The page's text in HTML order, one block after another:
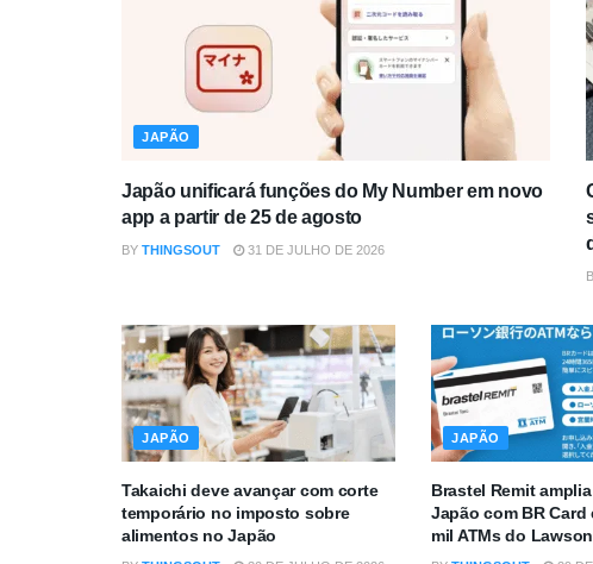
JAPÃO
Japão unificará funções do My Number em novo
app a partir de 25 de agosto
BY THINGSOUT 31 DE JULHO DE 2026
JAPÃO
Takaichi deve avançar com corte
temporário no imposto sobre
alimentos no Japão
JAPÃO
Brastel Remit
Japão com BR Card
mil ATMs do